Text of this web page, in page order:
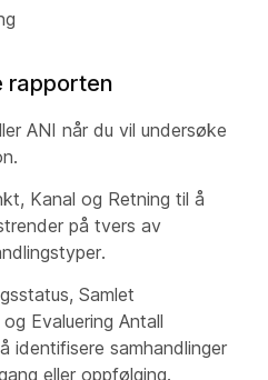
rapporten
ANI når du vil undersøke
Kanal og Retning til å
på tvers av
Samlet
Evaluering Antall
identifisere samhandlinger
eller oppfølging.